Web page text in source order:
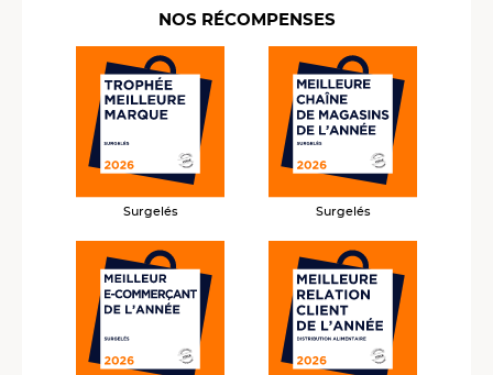
NOS RÉCOMPENSES
Surgelés Surgelés